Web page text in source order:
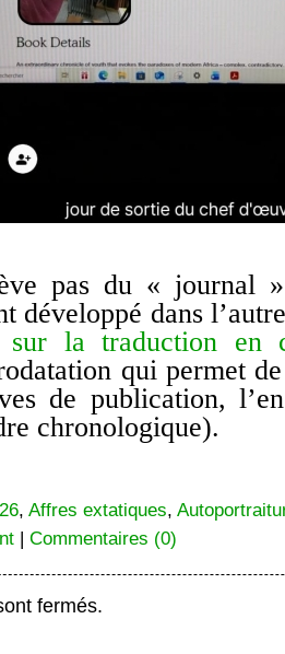
pas du « journal
développé dans
sur la traduction en
qui permet
de publication,
chronologique).
, Affres extatiques,
| Commentaires (0)
fermés.